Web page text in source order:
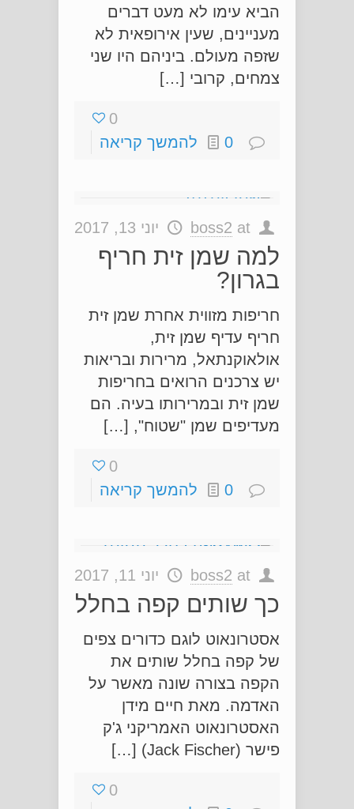
הביא עימו לא מעט דברים
מעניינים, שעין אירופאית לא
שזפה מעולם. ביניהם היו שני
צמחים, קרובי […]
0
0
להמשך קריאה
boss2 at יוני 13, 2017
למה שמן זית חריף
בגרון?
חריפות מזווית אחרת שמן זית
חריף עדיף שמן זית,
אולאוקנתאל, מרירות ובריאות
יש צרכנים הרואים בחריפות
שמן זית ובמרירותו בעיה. הם
מעדיפים שמן "שטוח", […]
0
0
להמשך קריאה
boss2 at יוני 11, 2017
כך שותים קפה בחלל
אסטרונאוט לוגם כדורים צפים
של קפה בחלל שותים את
הקפה בצורה שונה מאשר על
האדמה. מאת חיים מידן
האסטרונאוט האמריקני ג'ק
פישר (Jack Fischer) […]
0